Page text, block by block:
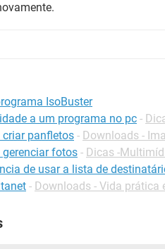
IsoBuster
a um programa no pc -
criar panfletos - Downloads -
fotos - Dicas -
de usar a lista de
- Downloads - Vida prática